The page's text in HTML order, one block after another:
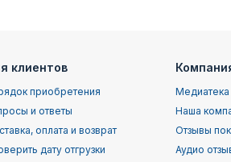
клиентов
приобретения
и ответы
оплата и возврат
дату отгрузки
Наша
Отзывы
Аудио